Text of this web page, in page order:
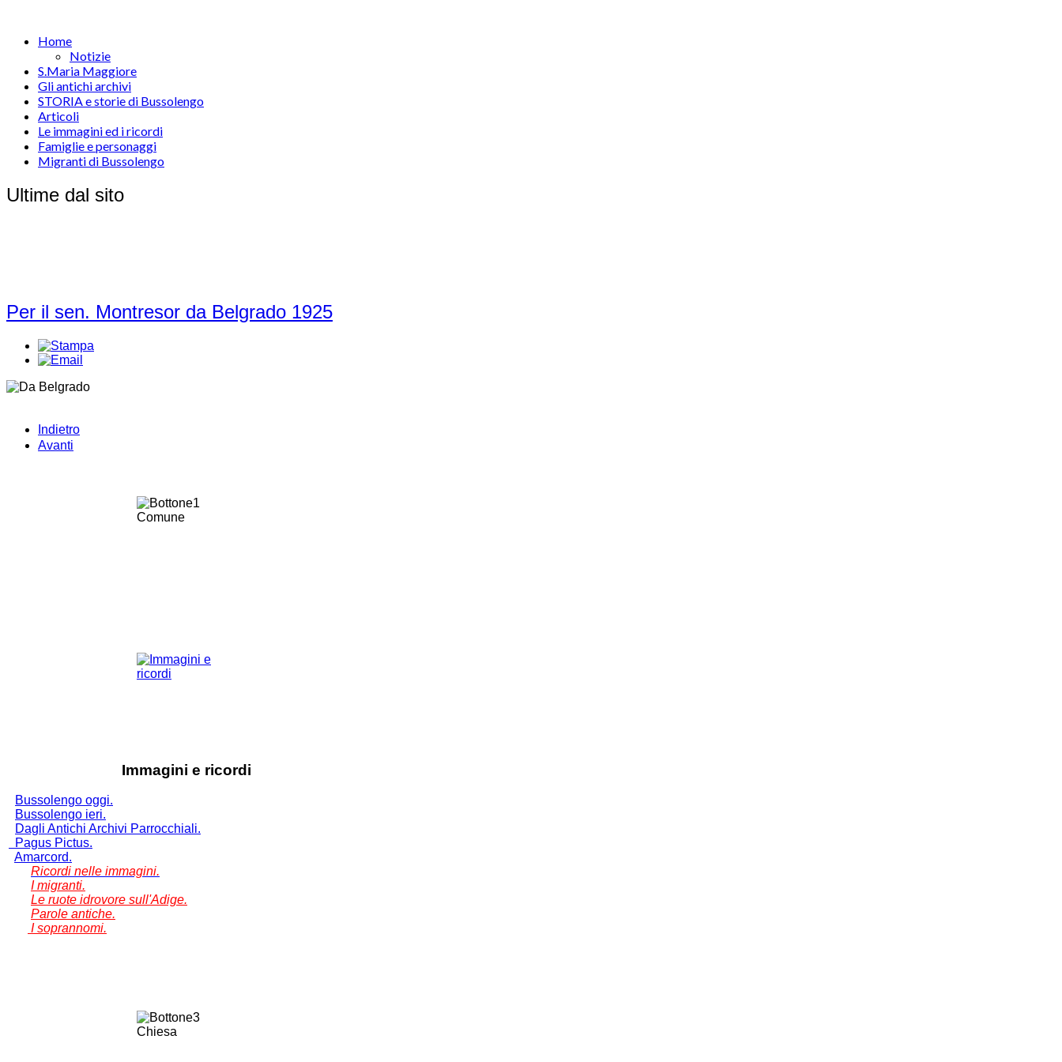
Home
Notizie
S.Maria Maggiore
Gli antichi archivi
STORIA e storie di Bussolengo
Articoli
Le immagini ed i ricordi
Famiglie e personaggi
Migranti di Bussolengo
Ultime dal sito
Per il sen. Montresor da Belgrado 1925
Indietro
Avanti
Immagini e ricordi
Bussolengo oggi.
Bussolengo ieri.
Dagli Antichi Archivi Parrocchiali.
Pagus Pictus.
Amarcord.
Ricordi nelle immagini.
I migranti.
Le ruote idrovore sull'Adige.
Parole antiche.
I soprannomi.